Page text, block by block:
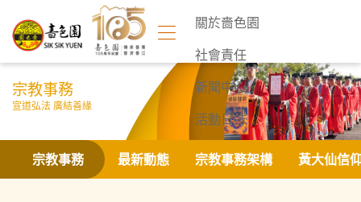
關於嗇色園
社會責任
新聞中心
活動日誌
聯絡我們
宗教事務
宣道弘法 廣結善緣
宗教事務 最新動態 宗教事務架構 黃大仙信